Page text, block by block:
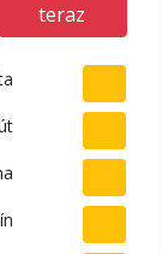
teraz